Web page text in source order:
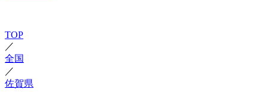
TOP
／
全国
／
佐賀県